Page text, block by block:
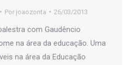
Por joaozonta 26/03/2013
com Gaudêncio
na área da educação. Uma
na área da Educação